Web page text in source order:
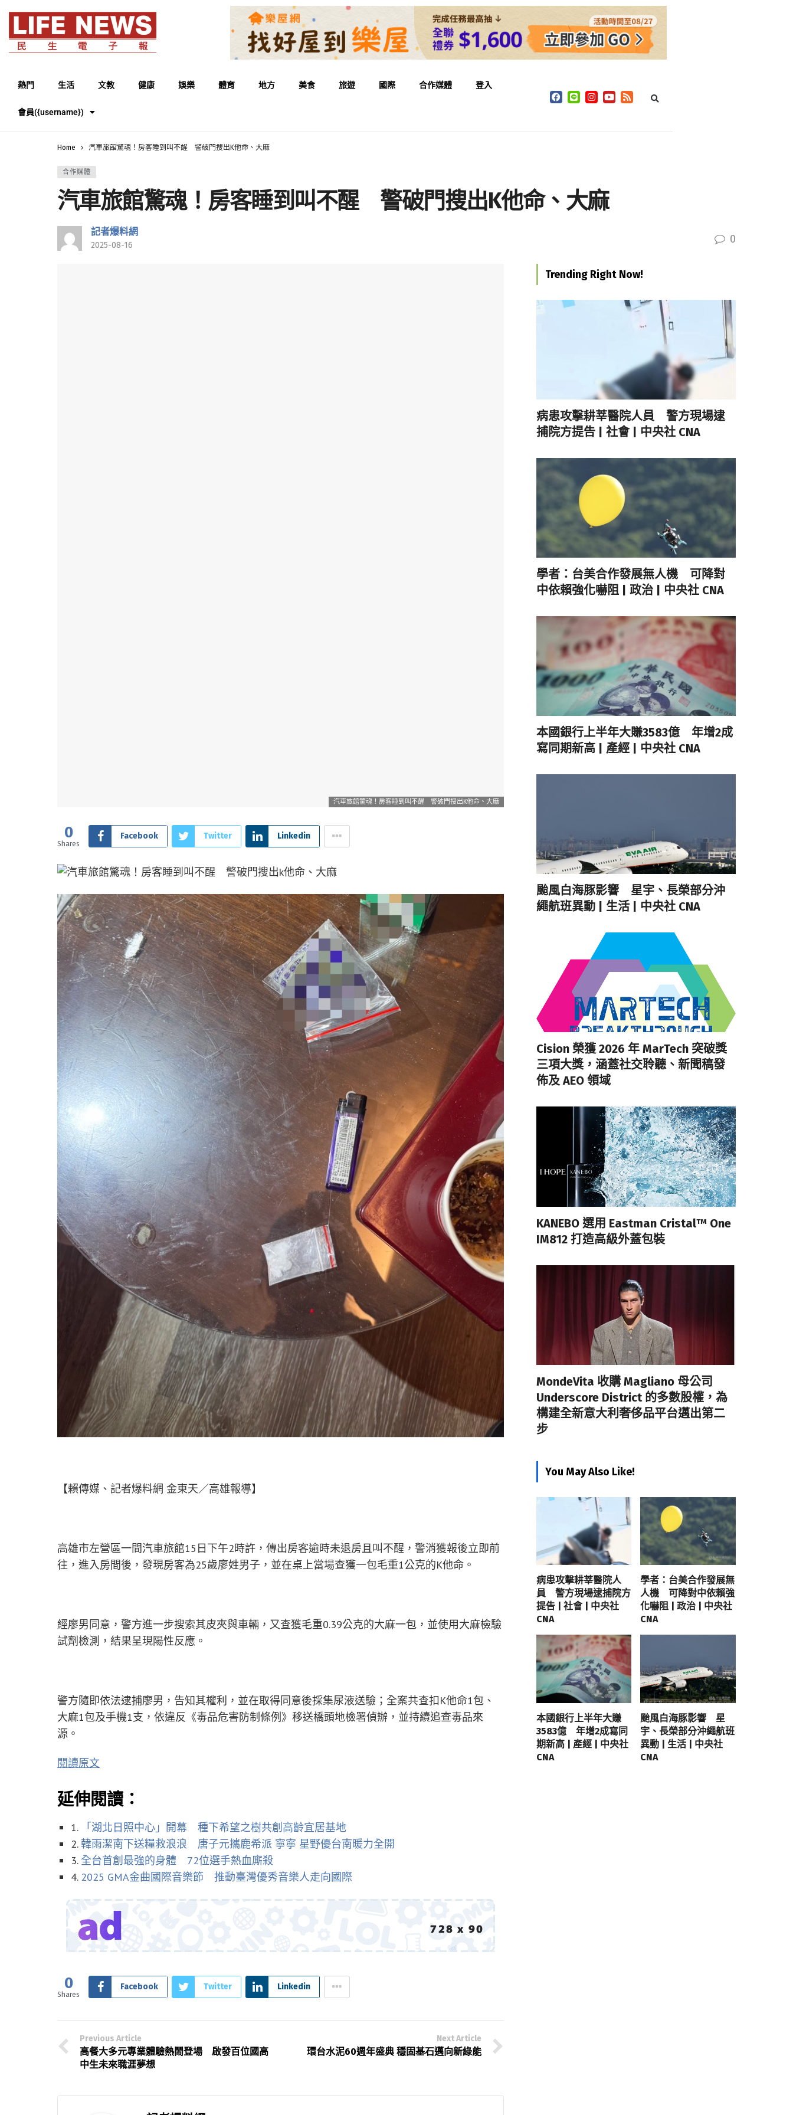
熱門 生活 文教 健康 娛樂 體育 地方 美食 旅遊 國際 合作媒體 登入
會員({username})
Home 汽車旅館驚魂！房客睡到叫不醒 警破門搜出K他命、大麻
合作媒體
汽車旅館驚魂！房客睡到叫不醒 警破門搜出K他命、大麻
記者爆料網
2025-08-16 0
汽車旅館驚魂！房客睡到叫不醒 警破門搜出K他命、大麻
0
Shares
Facebook Twitter Linkedin
【賴傳媒、記者爆料網 金東天／高雄報導】
高雄市左營區一間汽車旅館15日下午2時許，傳出房客逾時未退房且叫不醒，警消獲報後立即前
往，進入房間後，發現房客為25歲廖姓男子，並在桌上當場查獲一包毛重1公克的K他命。
經廖男同意，警方進一步搜索其皮夾與車輛，又查獲毛重0.39公克的大麻一包，並使用大麻檢驗
試劑檢測，結果呈現陽性反應。
警方隨即依法逮捕廖男，告知其權利，並在取得同意後採集尿液送驗；全案共查扣K他命1包、
大麻1包及手機1支，依違反《毒品危害防制條例》移送橋頭地檢署偵辦，並持續追查毒品來
源。
閱讀原文
延伸閱讀：
1.
「湖北日照中心」開幕 種下希望之樹共創高齡宜居基地
2.韓雨潔南下送糧救浪浪 唐子元攜鹿希派 寧寧 星野優台南暖力全開
3. 全台首創最強的身體 72位選手熱血廝殺
4. 2025 GMA金曲國際音樂節 推動臺灣優秀音樂人走向國際
0
Shares
Facebook Twitter Linkedin
Previous Article
高餐大多元專業體驗熱鬧登場 啟發百位國高
中生未來職涯夢想
Next Article
環台水泥60週年盛典 穩固基石邁向新綠能
Trending Right Now!
病患攻擊耕莘醫院人員 警方現場逮
捕院方提告 | 社會 | 中央社 CNA
學者：台美合作發展無人機 可降對
中依賴強化嚇阻 | 政治 | 中央社 CNA
本國銀行上半年大賺3583億 年增2成
寫同期新高 | 產經 | 中央社 CNA
颱風白海豚影響 星宇、長榮部分沖
繩航班異動 | 生活 | 中央社 CNA
Cision 榮獲 2026 年 MarTech 突破獎
三項大獎，涵蓋社交聆聽、新聞稿發
佈及 AEO 領域
KANEBO 選用 Eastman Cristal™ One
IM812 打造高級外蓋包裝
MondeVita 收購 Magliano 母公司
Underscore District 的多數股權，為
構建全新意大利奢侈品平台邁出第二
步
You May Also Like!
病患攻擊耕莘醫院人
員 警方現場逮捕院方
提告 | 社會 | 中央社
CNA
學者：台美合作發展無
人機 可降對中依賴強
化嚇阻 | 政治 | 中央社
CNA
本國銀行上半年大賺
3583億 年增2成寫同
期新高 | 產經 | 中央社
CNA
颱風白海豚影響 星
宇、長榮部分沖繩航班
異動 | 生活 | 中央社
CNA